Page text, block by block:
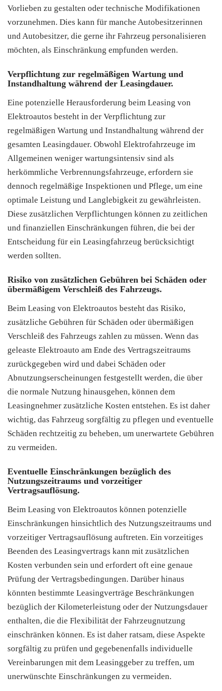
Vorlieben zu gestalten oder technische Modifikationen
vorzunehmen. Dies kann für manche Autobesitzerinnen
und Autobesitzer, die gerne ihr Fahrzeug personalisieren
möchten, als Einschränkung empfunden werden.
Verpflichtung zur regelmäßigen Wartung und
Instandhaltung während der Leasingdauer.
Eine potenzielle Herausforderung beim Leasing von
Elektroautos besteht in der Verpflichtung zur
regelmäßigen Wartung und Instandhaltung während der
gesamten Leasingdauer. Obwohl Elektrofahrzeuge im
Allgemeinen weniger wartungsintensiv sind als
herkömmliche Verbrennungsfahrzeuge, erfordern sie
dennoch regelmäßige Inspektionen und Pflege, um eine
optimale Leistung und Langlebigkeit zu gewährleisten.
Diese zusätzlichen Verpflichtungen können zu zeitlichen
und finanziellen Einschränkungen führen, die bei der
Entscheidung für ein Leasingfahrzeug berücksichtigt
werden sollten.
Risiko von zusätzlichen Gebühren bei Schäden oder
übermäßigem Verschleiß des Fahrzeugs.
Beim Leasing von Elektroautos besteht das Risiko,
zusätzliche Gebühren für Schäden oder übermäßigen
Verschleiß des Fahrzeugs zahlen zu müssen. Wenn das
geleaste Elektroauto am Ende des Vertragszeitraums
zurückgegeben wird und dabei Schäden oder
Abnutzungserscheinungen festgestellt werden, die über
die normale Nutzung hinausgehen, können dem
Leasingnehmer zusätzliche Kosten entstehen. Es ist daher
wichtig, das Fahrzeug sorgfältig zu pflegen und eventuelle
Schäden rechtzeitig zu beheben, um unerwartete Gebühren
zu vermeiden.
Eventuelle Einschränkungen bezüglich des
Nutzungszeitraums und vorzeitiger
Vertragsauflösung.
Beim Leasing von Elektroautos können potenzielle
Einschränkungen hinsichtlich des Nutzungszeitraums und
vorzeitiger Vertragsauflösung auftreten. Ein vorzeitiges
Beenden des Leasingvertrags kann mit zusätzlichen
Kosten verbunden sein und erfordert oft eine genaue
Prüfung der Vertragsbedingungen. Darüber hinaus
könnten bestimmte Leasingverträge Beschränkungen
bezüglich der Kilometerleistung oder der Nutzungsdauer
enthalten, die die Flexibilität der Fahrzeugnutzung
einschränken können. Es ist daher ratsam, diese Aspekte
sorgfältig zu prüfen und gegebenenfalls individuelle
Vereinbarungen mit dem Leasinggeber zu treffen, um
unerwünschte Einschränkungen zu vermeiden.